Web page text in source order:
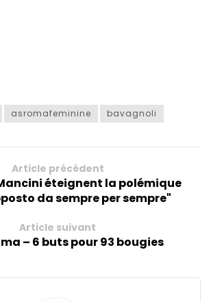
asromafeminine bavagnoli
Article précédent
éteignent la polémique
da sempre per sempre"
Article suivant
– 6 buts pour 93 bougies